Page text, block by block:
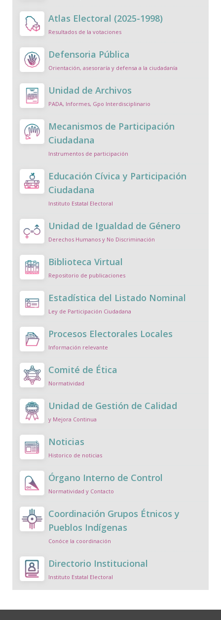
Atlas Electoral (2025-1998)
Resultados de la votaciones
Defensoria Pública
Orientación, asesoraría y defensa a la ciudadanía
Unidad de Archivos
PADA, Informes, Gpo Interdisciplinario
Mecanismos de Participación
Ciudadana
Instrumentos de participación
Educación Cívica y Participación
Ciudadana
Instituto Estatal Electoral
Unidad de Igualdad de Género
Derechos Humanos y No Discriminación
Biblioteca Virtual
Repositorio de publicaciones
Estadística del Listado Nominal
Ley de Participación Ciudadana
Procesos Electorales Locales
Información relevante
Comité de Ética
Normatividad
Unidad de Gestión de Calidad
y Mejora Continua
Noticias
Historico de noticias
Órgano Interno de Control
Normatividad y Contacto
Coordinación Grupos Étnicos y
Pueblos Indígenas
Conóce la coordinación
Directorio Institucional
Instituto Estatal Electoral